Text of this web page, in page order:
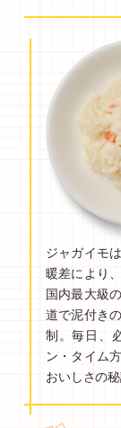
ジャガイモ
暖差により
国内最大級
道で泥付き
制。毎日、
ン・タイム
おいしさの秘